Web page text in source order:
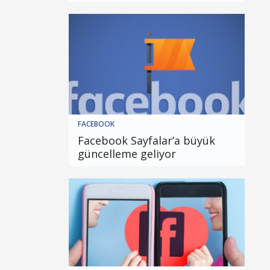
FACEBOOK
Facebook Sayfalar’a büyük
güncelleme geliyor